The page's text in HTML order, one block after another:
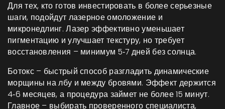
Для тех, кто готов инвестировать в более серьезные
шаги, подойдут лазерное омоложение и
микронедлинг. Лазер эффективно уменьшает
пигментацию и улучшает текстуру, но требует
восстановления – минимум 5‑7 дней без солнца.
Ботокс – быстрый способ разгладить динамические
морщины на лбу и между бровями. Эффект держится
4‑6 месяцев, а процедура займет не более 15 минут.
Главное – выбирать проверенного специалиста,